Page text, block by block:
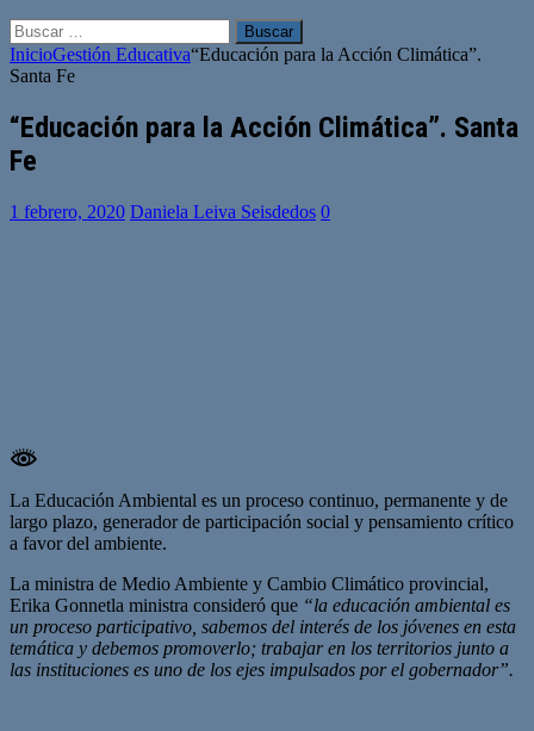
Buscar:
InicioGestión Educativa“Educación para la Acción Climática”.
Santa Fe
“Educación para la Acción Climática”. Santa
Fe
1 febrero, 2020 Daniela Leiva Seisdedos 0
La Educación Ambiental es un proceso continuo, permanente y de
largo plazo, generador de participación social y pensamiento crítico
a favor del ambiente.
La ministra de Medio Ambiente y Cambio Climático provincial,
Erika Gonnetla ministra consideró que “la educación ambiental es
un proceso participativo, sabemos del interés de los jóvenes en esta
temática y debemos promoverlo; trabajar en los territorios junto a
las instituciones es uno de los ejes impulsados por el gobernador”.